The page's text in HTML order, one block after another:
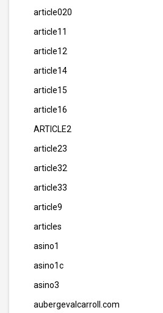
article020
article11
article12
article14
article15
article16
ARTICLE2
article23
article32
article33
article9
articles
asino1
asino1c
asino3
aubergevalcarroll.com